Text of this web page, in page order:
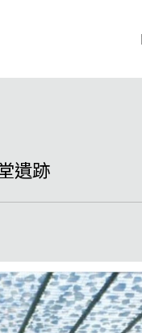
遺跡